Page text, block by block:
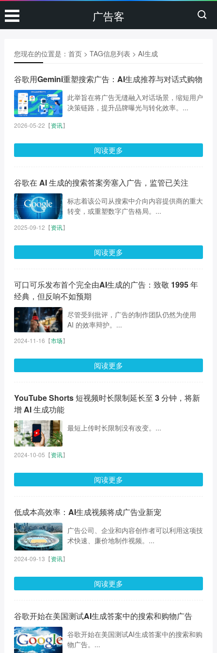
广告客
您现在的位置是： 首页> TAG信息列表 > AI生成
谷歌用Gemini重塑搜索广告：AI生成推荐与对话式购物
此举旨在将广告无缝融入对话场景，缩短用户
决策链路，提升品牌曝光与转化效率。...
2026-05-22 【资讯】
阅读更多
谷歌在 AI 生成的搜索答案旁塞入广告，监管已关注
标志着该公司从搜索中介向内容提供商的重大
转变，或重塑数字广告格局。...
2025-09-12 【资讯】
阅读更多
可口可乐发布首个完全由AI生成的广告：致敬 1995 年
经典，但反响不如预期
尽管受到批评，广告的制作团队仍然为使用
AI 的效率辩护。...
2024-11-16 【市场】
阅读更多
YouTube Shorts 短视频时长限制延长至 3 分钟，将新
增 AI 生成功能
最短上传时长限制没有改变。...
2024-10-05 【资讯】
阅读更多
低成本高效率：AI生成视频将成广告业新宠
广告公司、企业和内容创作者可以利用这项技
术快速、廉价地制作视频。...
2024-09-13 【资讯】
阅读更多
谷歌开始在美国测试AI生成答案中的搜索和购物广告
谷歌开始在美国测试AI生成答案中的搜索和购
物广告。...